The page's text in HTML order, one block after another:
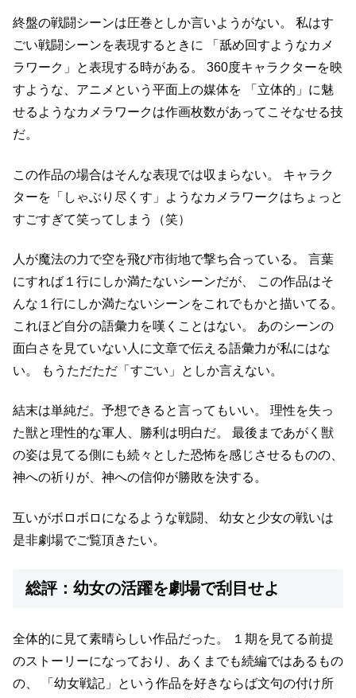
終盤の戦闘シーンは圧巻としか言いようがない。
私はす
ごい戦闘シーンを表現するときに
「舐め回すようなカメ
ラワーク」と表現する時がある。
360度キャラクターを映
すような、アニメという平面上の媒体を 「立体的」に魅
せるようなカメラワークは作画枚数があってこそなせる技
だ。
この作品の場合はそんな表現では収まらない。
キャラク
ターを「しゃぶり尽くす」ようなカメラワークはちょっと
すごすぎて笑ってしまう（笑）
人が魔法の力で空を飛び市街地で撃ち合っている。
言葉
にすれば１行にしか満たないシーンだが、
この作品はそ
んな１行にしか満たないシーンをこれでもかと描いてる。
これほど自分の語彙力を嘆くことはない。
あのシーンの
面白さを見ていない人に文章で伝える語彙力が私にはな
い。
もうただただ「すごい」としか言えない。
結末は単純だ。予想できると言ってもいい。
理性を失っ
た獣と理性的な軍人、勝利は明白だ。
最後まであがく獣
の姿は見てる側にも続々とした恐怖を感じさせるものの、
神への祈りが、神への信仰が勝敗を決する。
互いがボロボロになるような戦闘、
幼女と少女の戦いは
是非劇場でご覧頂きたい。
総評：幼女の活躍を劇場で刮目せよ
全体的に見て素晴らしい作品だった。
１期を見てる前提
のストーリーになっており、あくまでも続編ではあるもの
の、
「幼女戦記」という作品を好きならば文句の付け所